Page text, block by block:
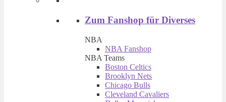
Zum Fanshop für Diverses
NBA
NBA Fanshop
NBA Teams
Boston Celtics
Brooklyn Nets
Chicago Bulls
Cleveland Cavaliers